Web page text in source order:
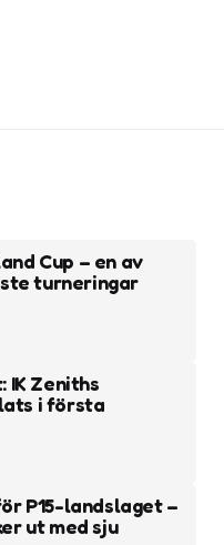
Cup – en av
turneringar
IK Zeniths
i första
P15-landslaget –
ut med sju